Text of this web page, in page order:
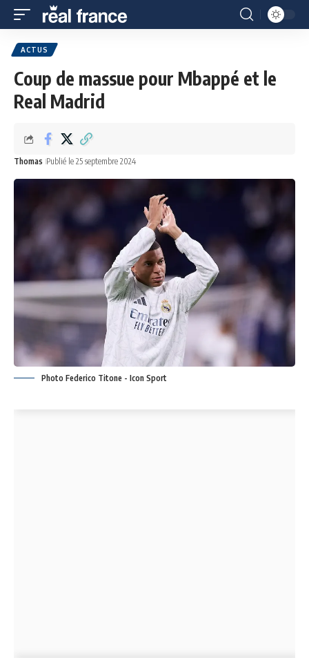
ACTUS
Coup de massue pour Mbappé et le
Real Madrid
Thomas Publié le 25 septembre 2024
Photo Federico Titone - Icon Sport